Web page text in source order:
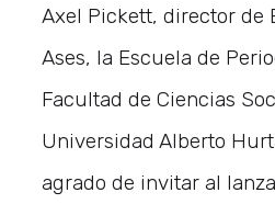
Axel Pickett, director de
Ases, la Escuela de
Facultad de Ciencias
Universidad Alberto
agrado de invitar al